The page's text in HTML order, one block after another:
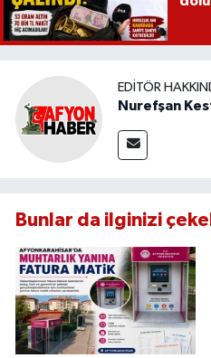
EDITÖR
Nurefşan
Bunlar da ilginizi